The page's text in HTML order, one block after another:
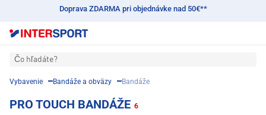
Doprava ZDARMA pri objednávke nad 50€**
Čo hľadáte?
Vybavenie Bandáže a obväzy Bandáže
PRO TOUCH BANDÁŽE 6